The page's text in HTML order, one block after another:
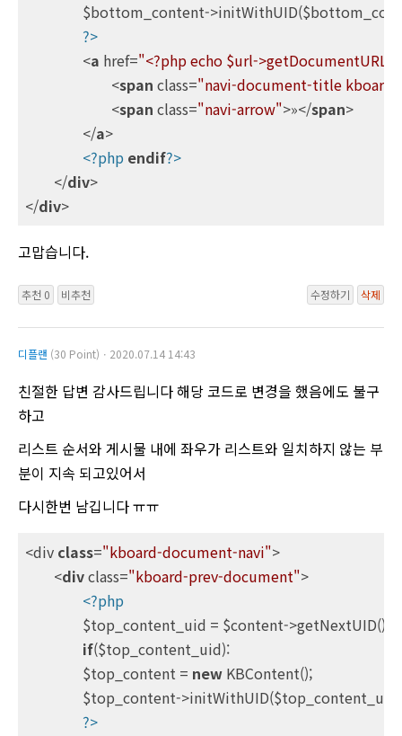
?>
<a href="<?php echo $url-
<span class="navi-document-title
<span class="navi-arrow">»</span>
</a>
<?php endif?>
</div>
</div>
고맙습니다.
추천 0 비추천 수정하기 삭제
디플랜 (30 Point)ㆍ2020.07.14 14:43
친절한 답변 감사드립니다 해당 코드로 변경을 했음에도 불구
하고
리스트 순서와 게시물 내에 좌우가 리스트와 일치하지 않는 부
분이 지속 되고있어서
다시한번 남깁니다 ㅠㅠ
<div class="kboard-document-navi">
<divclass="kboard-prev-document">
<?php
if($top_content_uid):
		$top_content =
new KBContent();
?>